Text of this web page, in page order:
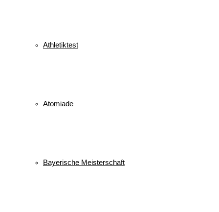
Athletiktest
Atomiade
Bayerische Meisterschaft